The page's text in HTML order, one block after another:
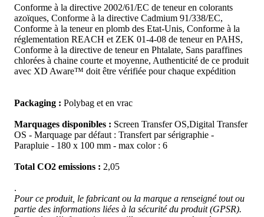
Conforme à la directive 2002/61/EC de teneur en colorants
azoïques, Conforme à la directive Cadmium 91/338/EC,
Conforme à la teneur en plomb des Etat-Unis, Conforme à la
réglementation REACH et ZEK 01-4-08 de teneur en PAHS,
Conforme à la directive de teneur en Phtalate, Sans paraffines
chlorées à chaine courte et moyenne, Authenticité de ce produit
avec XD Aware™ doit être vérifiée pour chaque expédition
Packaging : Polybag et en vrac
Marquages disponibles : Screen Transfer OS,Digital Transfer
OS - Marquage par défaut : Transfert par sérigraphie -
Parapluie - 180 x 100 mm - max color : 6
Total CO2 emissions : 2,05
.
Pour ce produit, le fabricant ou la marque a renseigné tout ou
partie des informations liées à la sécurité du produit (GPSR).